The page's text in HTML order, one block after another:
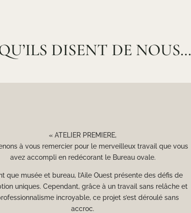
DISENT DE NOUS…
« ATELIER PREMIERE,
à vous remercier pour le merveilleux travail que vous
avez accompli en redécorant le Bureau ovale.
que musée et bureau, l’Aile Ouest présente des défis de
uniques. Cependant, grâce à un travail sans relâche et
incroyable, ce projet s’est déroulé sans
accroc.